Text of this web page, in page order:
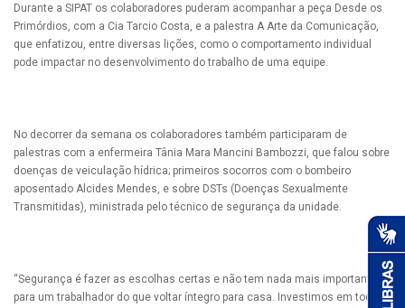
Durante a SIPAT os colaboradores puderam acompanhar a peça Desde os
Primórdios, com a Cia Tarcio Costa, e a palestra A Arte da Comunicação,
que enfatizou, entre diversas lições, como o comportamento individual
pode impactar no desenvolvimento do trabalho de uma equipe.
No decorrer da semana os colaboradores também participaram de
palestras com a enfermeira Tânia Mara Mancini Bambozzi, que falou sobre
doenças de veiculação hídrica; primeiros socorros com o bombeiro
aposentado Alcides Mendes, e sobre DSTs (Doenças Sexualmente
Transmitidas), ministrada pelo técnico de segurança da unidade.
“Segurança é fazer as escolhas certas e não tem nada mais importante
para um trabalhador do que voltar íntegro para casa. Investimos em todas